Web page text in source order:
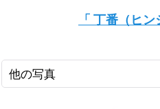
「 丁番（ヒ
他の写真